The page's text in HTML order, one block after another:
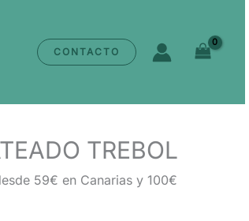
CONTACTO
TREBOL
59€ en Canarias y 100€